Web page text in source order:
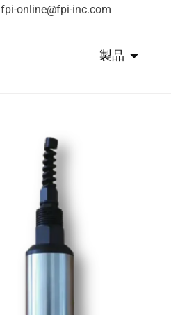
fpi-online@fpi-inc.com
製品